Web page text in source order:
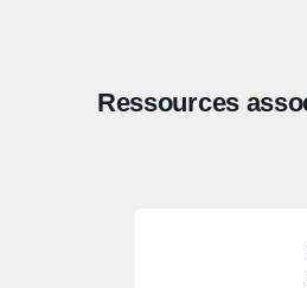
Ressources